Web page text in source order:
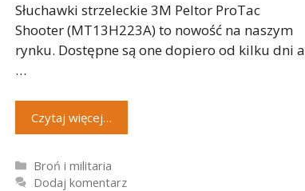
Słuchawki strzeleckie 3M Peltor ProTac
Shooter (MT13H223A) to nowość na naszym
rynku. Dostępne są one dopiero od kilku dni a
…
Czytaj więcej…
Kategorie
Broń i militaria
Dodaj komentarz